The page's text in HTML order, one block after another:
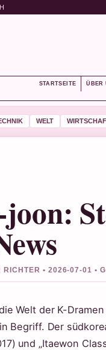
STARTSEITE ÜBER
WELT
joon:
• 2026-07-01 •
Welt der K-
Begriff. Der
und „Itaewon